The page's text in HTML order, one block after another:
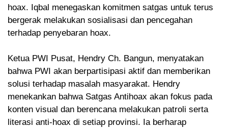
hoax. Iqbal menegaskan komitmen satgas untuk terus
bergerak melakukan sosialisasi dan pencegahan
terhadap penyebaran hoax.
Ketua PWI Pusat, Hendry Ch. Bangun, menyatakan
bahwa PWI akan berpartisipasi aktif dan memberikan
solusi terhadap masalah masyarakat. Hendry
menekankan bahwa Satgas Antihoax akan fokus pada
konten visual dan berencana melakukan patroli serta
literasi anti-hoax di setiap provinsi. Ia berharap